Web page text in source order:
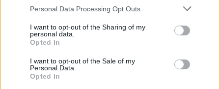
Personal Data Processing Opt Outs
I want to opt-out of the Sharing of my
personal data.
Opted In
I want to opt-out of the Sale of my
Personal Data.
Opted In
Codycross Mondo Fantasy soluzioni
Codycross Arti dello Spettacolo
soluzioni
Codycross Esplorando lo Spazio
soluzioni